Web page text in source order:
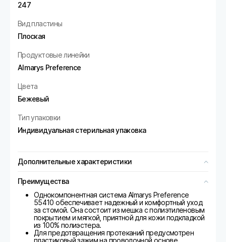
247
Вид пластины
Плоская
Продуктовые линейки
Almarys Preference
Цвета
Бежевый
Тип упаковки
Индивидуальная стерильная упаковка
Дополнительные характеристики
Преимущества
Однокомпонентная система Almarys Preference
55410 обеспечивает надежный и комфортный уход
за стомой. Она состоит из мешка с полиэтиленовым
покрытием и мягкой, приятной для кожи подкладкой
из 100% полиэстера.
Для предотвращения протеканий предусмотрен
пластиковый зажим на проволочной основе.